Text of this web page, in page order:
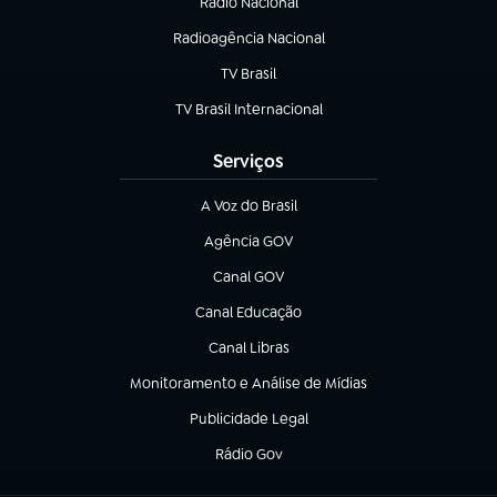
Radioagência Nacional
(abre em nova aba)
TV Brasil
(abre em nova aba)
TV Brasil Internacional
(abre em nova aba)
Serviços
A Voz do Brasil
(abre em nova aba)
Agência GOV
(abre em nova aba)
Canal GOV
(abre em nova aba)
Canal Educação
(abre em nova aba)
Canal Libras
(abre em nova aba)
Monitoramento e Análise de Mídias
(abre em nova aba)
Publicidade Legal
(abre em nova aba)
Rádio Gov
(abre em nova aba)